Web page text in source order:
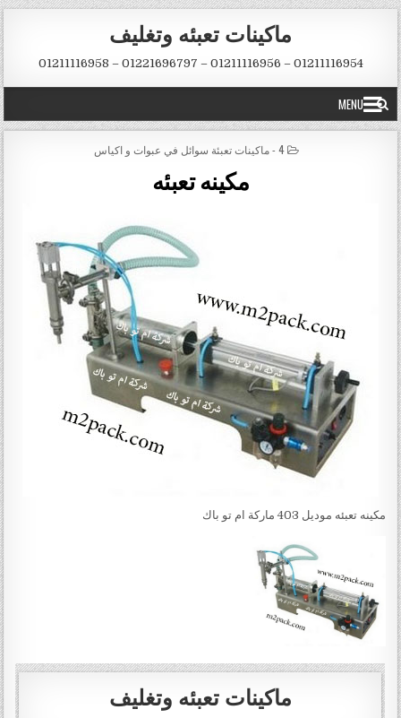
Skip to content
ماكينات تعبئه وتغليف
01211116954 – 01211116956 – 01221696797 – 01211116958
MENU
POSTED IN
4 - ماكينات تعبئة سوائل في عبوات و اكياس
مكينه تعبئه
مكينه تعبئه موديل 403 ماركة ام تو باك